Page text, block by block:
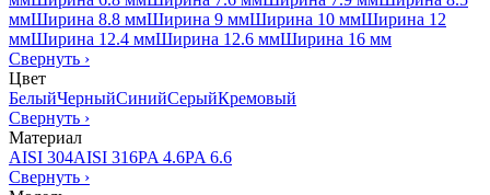
ммШирина 8.8 ммШирина 9 ммШирина 10 ммШирина 12
ммШирина 12.4 ммШирина 12.6 ммШирина 16 мм
Свернуть ›
Цвет
БелыйЧерныйСинийСерыйКремовый
Свернуть ›
Материал
AISI 304AISI 316PA 4.6PA 6.6
Свернуть ›